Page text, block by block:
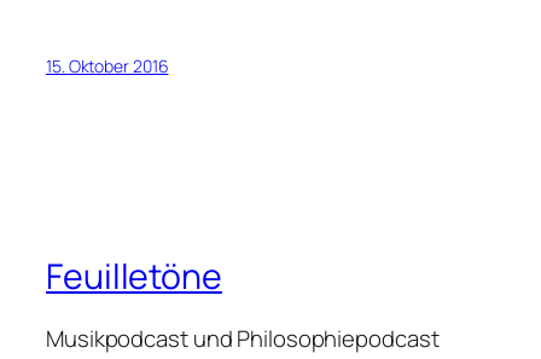
15. Oktober 2016
Feuilletöne
Musikpodcast und Philosophiepodcast